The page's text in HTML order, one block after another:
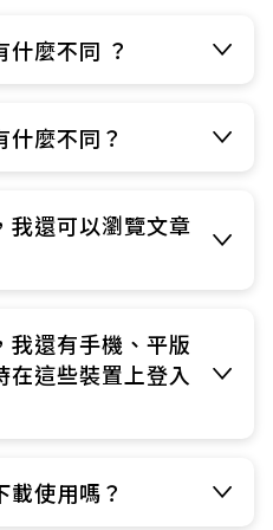
麼不同 ？​
麼不同？​
我還可以瀏覽文章
我還有手機、平版
這些裝置上登入
使用嗎？​